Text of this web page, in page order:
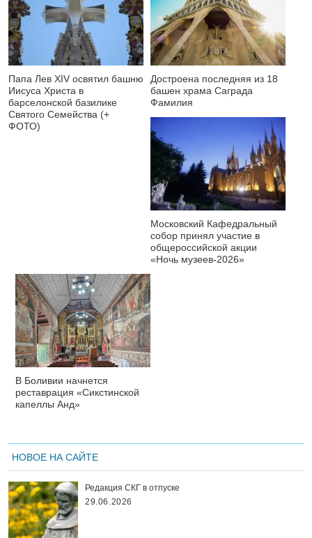
Папа Лев XIV освятил башню
Иисуса Христа в
барселонской базилике
Святого Семейства (+
ФОТО)
Достроена последняя из 18
башен храма Саграда
Фамилия
Московский Кафедральный
собор принял участие в
общероссийской акции
«Ночь музеев-2026»
В Боливии начнется
реставрация «Сикстинской
капеллы Анд»
НОВОЕ НА САЙТЕ
Редакция СКГ в отпуске
29.06.2026